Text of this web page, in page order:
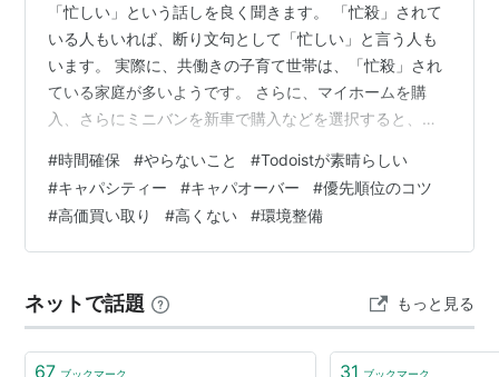
「忙しい」という話しを良く聞きます。 「忙殺」されて
いる人もいれば、断り文句として「忙しい」と言う人も
います。 実際に、共働きの子育て世帯は、「忙殺」され
ている家庭が多いようです。 さらに、マイホームを購
入、さらにミニバンを新車で購入などを選択すると、も
を選択するのは悪いことではありません。でも、バラン
スが保てるのならと言う条件を考える必要を感じていま
す。 ここで、取捨選択が必要になってきます。 自分にと
って「何を選ぶか？」ですね。 この段階で、判断基準が
まうものです。 自分の容量（キャパシテ…
#時間確保 #やらないこと #Todoistが素晴らしい
#キャパシティー #キャパオーバー #優先順位のコツ
#高価買い取り #高くない #環境整備
ネットで話題 もっと見る
67 ブックマーク 31 ブックマーク